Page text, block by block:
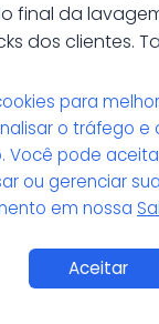
final da
dos clientes.
e corrigir
entre
o ajudante
para
o tráfego
Você pode
ou gerenciar
em nossa
Aceitar